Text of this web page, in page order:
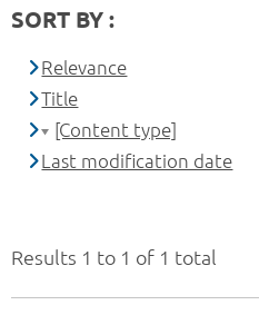
Results 1 to 1 of 1 total
SORT BY :
Relevance
Title
[Content type]
Last modification date